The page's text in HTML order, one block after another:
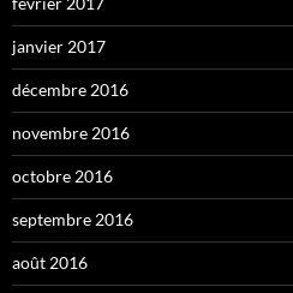
janvier 2017
décembre 2016
novembre 2016
octobre 2016
septembre 2016
août 2016